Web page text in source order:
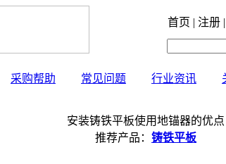
首页 | 注册
采购帮助 常见问题 行业资讯
安装铸铁平板使用地锚器的优点
推荐产品： 铸铁平板